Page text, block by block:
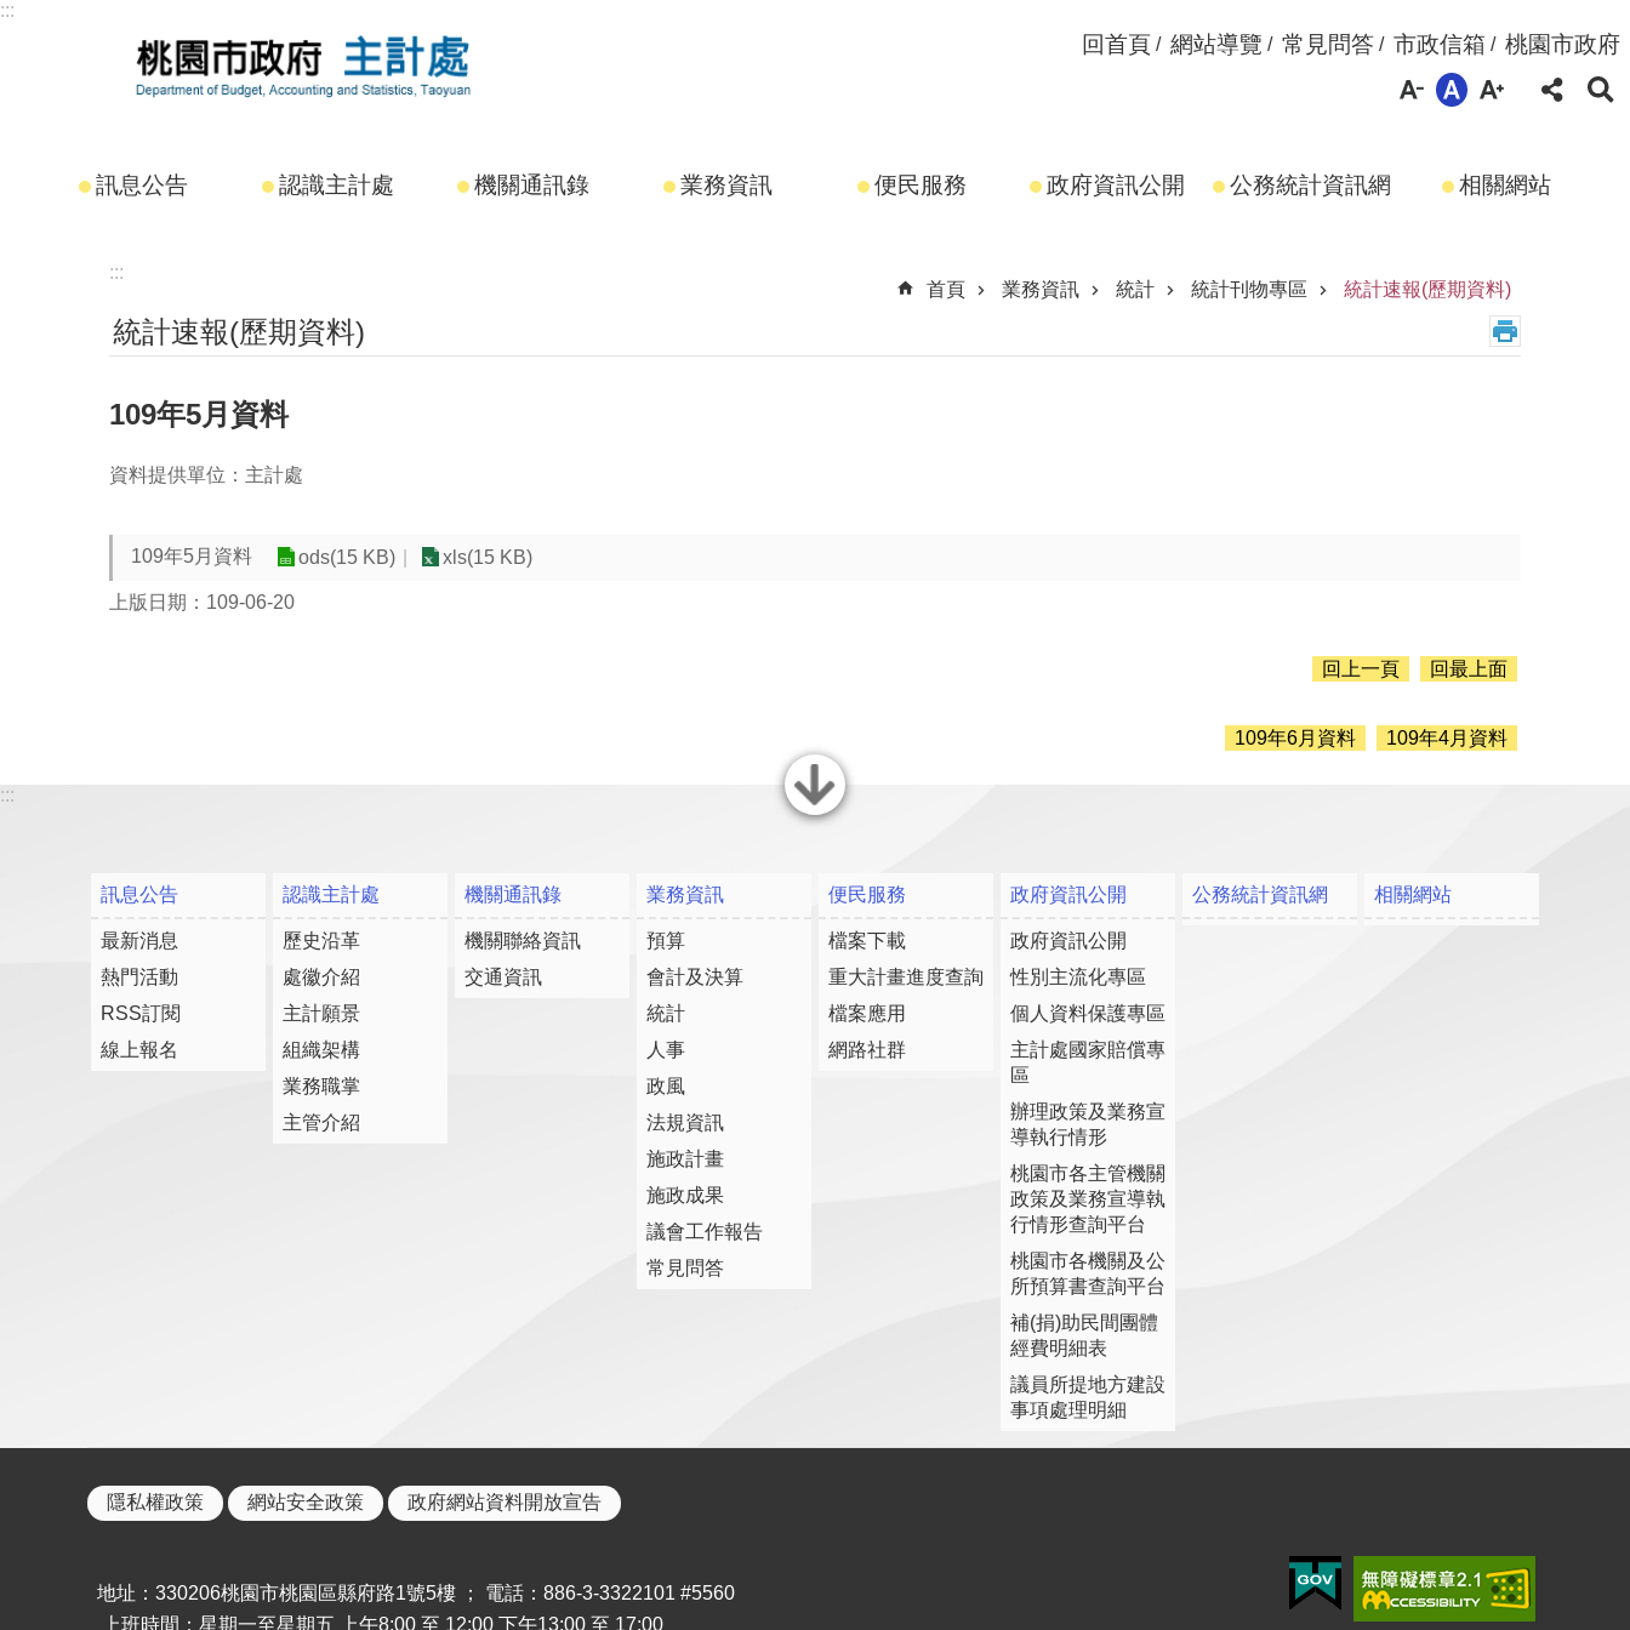
跳到主要內容區塊
:::
回首頁 網站導覽 常見問答 市政信箱 桃園市政府
訊息公告 認識主計處 機關通訊錄 業務資訊 便民服務 政府資訊公開 公務統計資訊網 相關網站
:::
首頁
業務資訊 統計 統計刊物專區 統計速報(歷期資料)
統計速報(歷期資料)
109年5月資料
資料提供單位：主計處
109年5月資料 ods(15 KB) xls(15 KB)
上版日期：109-06-20
回上一頁 回最上面
109年6月資料 109年4月資料
關閉
:::
訊息公告
最新消息
熱門活動
RSS訂閱
線上報名
認識主計處
歷史沿革
處徽介紹
主計願景
組織架構
業務職掌
主管介紹
機關通訊錄
機關聯絡資訊
交通資訊
業務資訊
預算
會計及決算
統計
人事
政風
法規資訊
施政計畫
施政成果
議會工作報告
常見問答
便民服務
檔案下載
重大計畫進度查詢
檔案應用
網路社群
政府資訊公開
政府資訊公開
性別主流化專區
個人資料保護專區
主計處國家賠償專
區
辦理政策及業務宣
導執行情形
桃園市各主管機關
政策及業務宣導執
行情形查詢平台
桃園市各機關及公
所預算書查詢平台
補(捐)助民間團體
經費明細表
議員所提地方建設
事項處理明細
公務統計資訊網 相關網站
隱私權政策 網站安全政策 政府網站資料開放宣告
地址：330206桃園市桃園區縣府路1號5樓 ； 電話：886-3-3322101 #5560
上班時間：星期一至星期五 上午8:00 至 12:00 下午13:00 至 17:00